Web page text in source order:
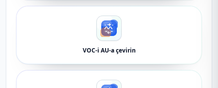
VOC-i AU-a çevirin